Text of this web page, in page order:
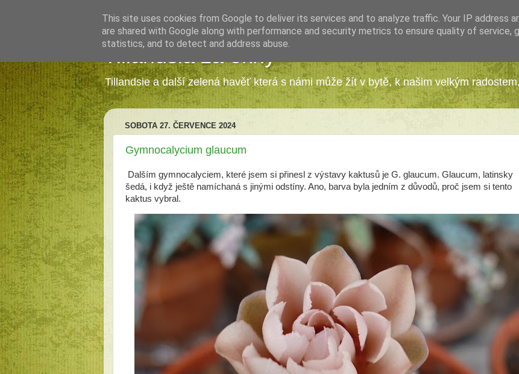
Tillandsia za okny
Tillandsie a další zelená havěť která s námi může žít v bytě, k našim velkým
SOBOTA 27. ČERVENCE 2024
Gymnocalycium glaucum
Dalším gymnocalyciem, které jsem si přinesl z výstavy kaktusů je G. glaucum. Glaucum, latinsky
šedá, i když ještě namíchaná s jinými odstíny. Ano, barva byla jedním z důvodů, proč jsem si tento
kaktus vybral.
This site uses cookies from Google to deliver its services and to analyze traffic. Your IP address
are shared with Google along with performance and security metrics to ensure quality of service,
statistics, and to detect and address abuse.